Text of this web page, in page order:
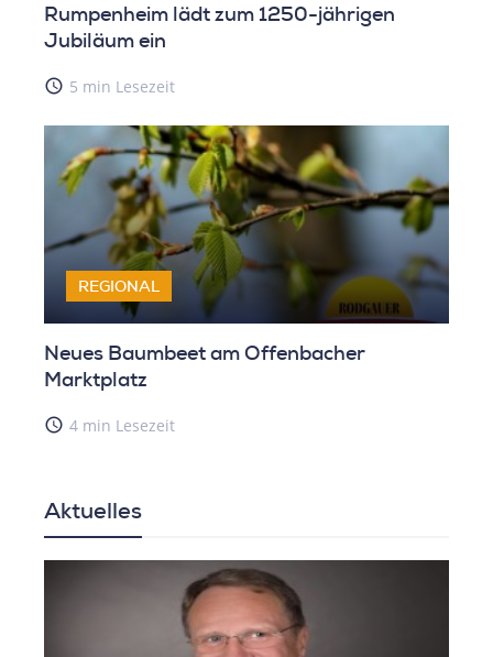
Rumpenheim lädt zum 1250-jährigen
Jubiläum ein
access_time 5 min Lesezeit
REGIONAL
Neues Baumbeet am Offenbacher
Marktplatz
access_time 4 min Lesezeit
Aktuelles